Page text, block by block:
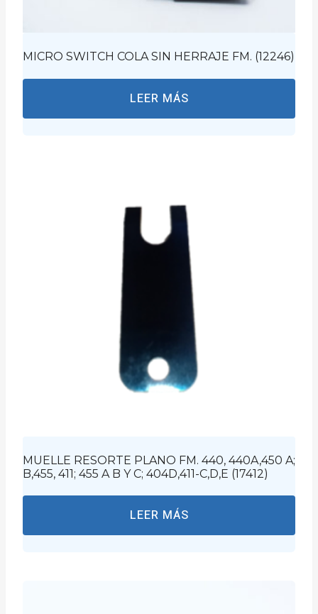
MICRO SWITCH COLA SIN HERRAJE FM. (12246)
LEER MÁS
MUELLE RESORTE PLANO FM. 440, 440A,450 A;
B,455, 411; 455 A B Y C; 404D,411-C,D,E (17412)
LEER MÁS